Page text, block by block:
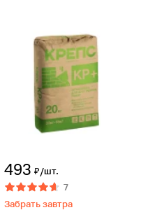
493 ₽/шт.
7
Забрать завтра